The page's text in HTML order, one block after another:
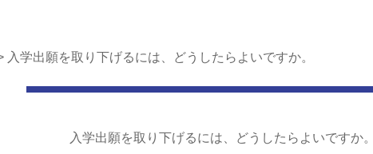
入学出願を取り下げるには、どうしたらよいですか。
入学出願を取り下げるには、どうしたらよいですか